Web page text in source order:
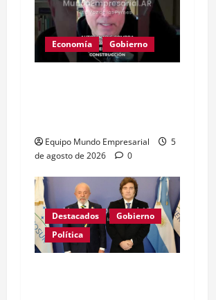
Economía Gobierno
Equipo Mundo Empresarial
5
de agosto de 2026
0
Destacados
Gobierno
Política